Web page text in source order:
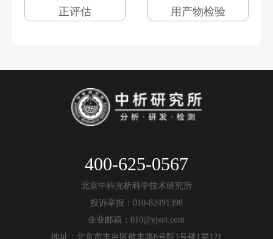
正评估
用产物检验
400-625-0567
北京中科光析科学技术研究所
投诉举报：010-82491398
企业邮箱：010@yjsyi.com
地址：北京市丰台区航丰路8号院1号楼1层121